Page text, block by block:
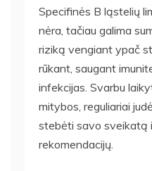
Specifinės B ląstelių
nėra, tačiau galima
riziką vengiant ypač
rūkant, saugant
infekcijas. Svarbu
mitybos, reguliariai
stebėti savo sveikatą
rekomendacijų.